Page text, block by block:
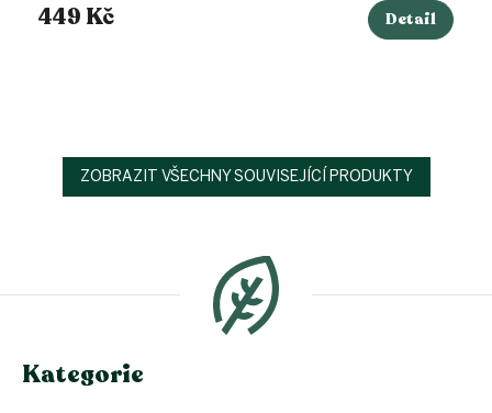
449 Kč Detail
ZOBRAZIT VŠECHNY SOUVISEJÍCÍ PRODUKTY
a
Kategorie